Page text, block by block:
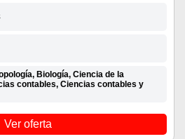
Biología, Ciencia de la
contables, Ciencias contables y
Ver oferta